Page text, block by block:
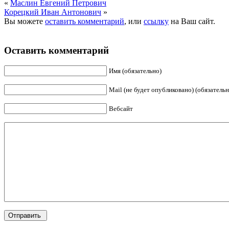
« Маслин Евгений Петрович
Корецкий Иван Антонович »
Вы можете оставить комментарий, или ссылку на Ваш сайт.
Оставить комментарий
Имя (обязательно)
Mail (не будет опубликовано)
Вебсайт